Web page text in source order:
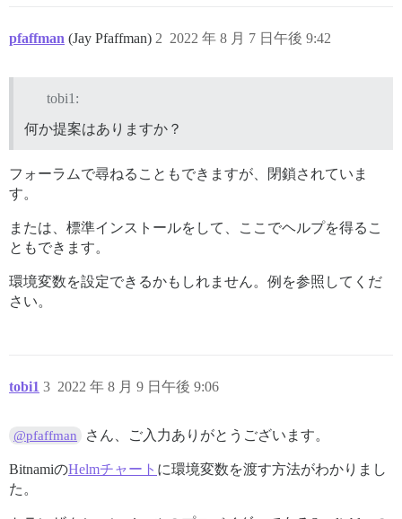
pfaffman (Jay Pfaffman) 2022 年 8 月 7 日午後 9:42
2
tobi1:
何か提案はありますか？
フォーラムで尋ねることもできますが、閉鎖されていま
す。
または、標準インストールをして、ここでヘルプを得るこ
ともできます。
環境変数を設定できるかもしれません。例を参照してくだ
さい。
tobi1 2022 年 8 月 9 日午後 9:06
3
@pfaffman さん、ご入力ありがとうございます。
BitnamiのHelmチャート に環境変数を渡す方法がわかりまし
た。